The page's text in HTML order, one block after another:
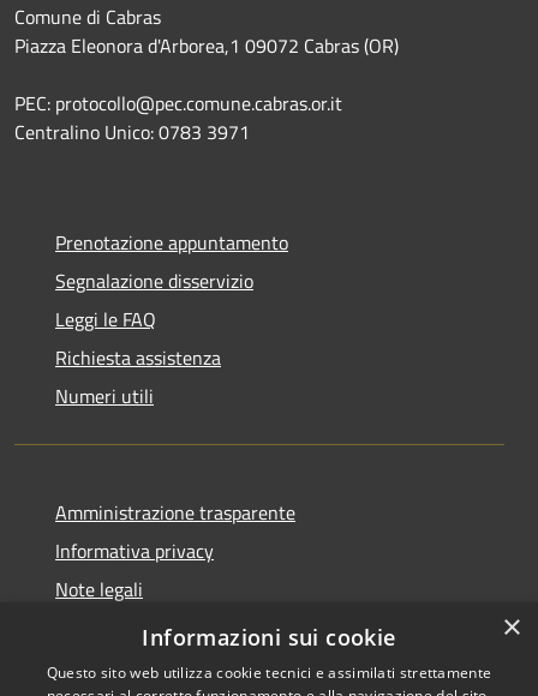
Comune di Cabras
Piazza Eleonora d'Arborea,1 09072 Cabras (OR)
PEC: protocollo@pec.comune.cabras.or.it
Centralino Unico: 0783 3971
Prenotazione appuntamento
Segnalazione disservizio
Leggi le FAQ
Richiesta assistenza
Numeri utili
Amministrazione trasparente
Informativa privacy
Note legali
Dichiarazione di accessibilità
×
Informazioni sui cookie
Questo sito web utilizza cookie tecnici e assimilati strettamente